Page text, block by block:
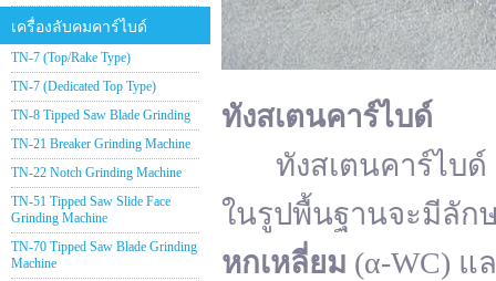
เครื่องลับคมคาร์ไบด์
TN-7 (Top/Rake Type)
TN-7 (Dedicated Top Type)
TN-8 Tipped Saw Blade Grinding
TN-21 Breaker Grinding Machine
TN-22 Notch Grinding Machine
TN-51 Tipped Saw Slide Face
Grinding Machine
TN-70 Tipped Saw Blade Grinding
Machine
ทังสเตนคาร์ไบด์
ทังสเตนคาร์ไบด์ (
ในรูปพื้นฐานจะมีลัก
หกเหลี่ยม (α-WC) แ